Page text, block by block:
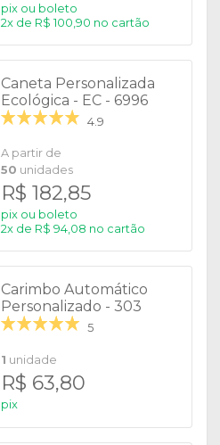
pix ou boleto
2x de R$ 100,90 no cartão
Caneta Personalizada
Ecológica - EC - 6996
4.9
A partir de
50 unidades
R$ 182,85
pix ou boleto
2x de R$ 94,08 no cartão
Carimbo Automático
Personalizado - 303
5
1 unidade
R$ 63,80
pix